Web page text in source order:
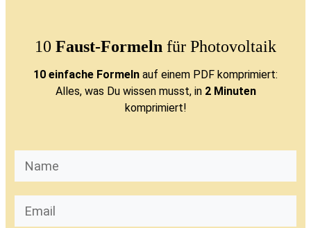
10 Faust-Formeln für Photovoltaik
10 einfache Formeln auf einem PDF komprimiert:
Alles, was Du wissen musst, in 2 Minuten
komprimiert!